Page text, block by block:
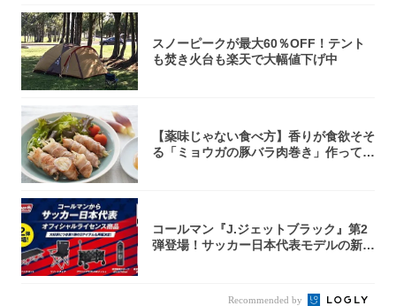
スノーピークが最大60％OFF！テント
も焚き火台も楽天で大幅値下げ中
【薬味じゃない食べ方】香りが食欲そそ
る「ミョウガの豚バラ肉巻き」作ってみ
コールマン『J.ジェットブラック』第2
弾登場！サッカー日本代表モデルの新作
Recommended by